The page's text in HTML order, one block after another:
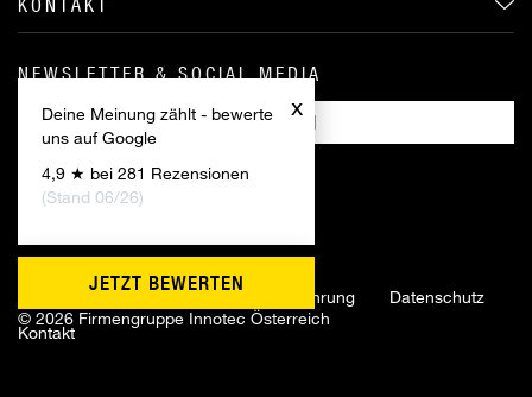
x
Deine Meinung zählt - bewerte
uns auf Google
4,9 ★ bei 281 Rezensionen
(Stand 06/26)
JETZT BEWERTEN
NEWSLETTER & SOCIAL MEDIA
ANMELDEN
© 2026 Firmengruppe Innotec Österreich
Impressum AGB Widerrufsbelehrung
Datenschutz
Kontakt